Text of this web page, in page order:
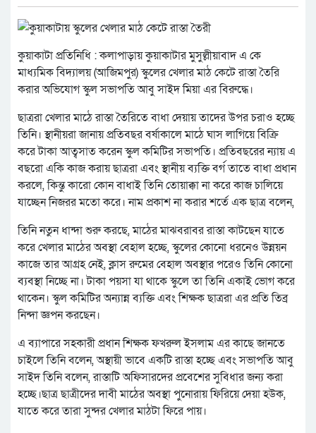
কুয়াকাটা প্রতিনিধি : কলাপাড়ায় কুয়াকাটার মুসুল্লীয়াবাদ এ কে
মাধ্যমিক বিদ্যালয় (অাজিমপুর) স্কুলের খেলার মাঠ কেটে রাস্তা তৈরি
করার অভিযোগ স্কুল সভাপতি অাবু সাইদ মিয়া এর বিরুদ্ধে।
ছাত্ররা খেলার মাঠে রাস্তা তৈরিতে বাধা দেয়ায় তাদের উপর চরাও হচ্ছে
তিনি। স্থানীয়রা জানায় প্রতিবছর বর্ষাকালে মাঠে ঘাস লাগিয়ে বিক্রি
করে টাকা অাত্বসাত করেন স্কুল কমিটির সভাপতি। প্রতিবছরের ন্যায় এ
বছরো একি কাজ করায় ছাত্ররা এবং স্থানীয় ব্যক্তি বর্গ তাতে বাধা প্রধান
করলে, কিন্তু কারো কোন বাধাই তিনি তোয়াক্কা না করে কাজ চালিয়ে
যাচ্ছেন নিজরর মতো করে। নাম প্রকাশ না করার শর্তে এক ছাত্র বলেন,
তিনি নতুন ধান্দা শুরু করছে, মাঠের মাঝবরাবর রাস্তা কাটছেন যাতে
করে খেলার মাঠের অবস্থা বেহাল হচ্ছে, স্কুলের কোনো ধরনেও উন্নয়ন
কাজে তার আগ্রহ নেই, ক্লাস রুমের বেহাল অবস্থার পরেও তিনি কোনো
ব্যবস্থা নিচ্ছে না। টাকা পয়সা যা থাকে স্কুলে তা তিনি একাই ভোগ করে
থাকেন। স্কুল কমিটির অন্যান্ন ব্যক্তি এবং শিক্ষক ছাত্ররা এর প্রতি তিব্র
নিন্দা জ্ঞপন করছেন।
এ ব্যাপারে সহকারী প্রধান শিক্ষক ফখরুল ইসলাম এর কাছে জানতে
চাইলে তিনি বলেন, অস্থায়ী ভাবে একটি রাস্তা হচ্ছে এবং সভাপতি অাবু
সাইদ তিনি বলেন, রাস্তাটি অফিসারদের প্রবেশের সুবিধার জন্য করা
হচ্ছে।ছাত্র ছাত্রীদের দাবী মাঠের অবস্থা পুনোরায় ফিরিয়ে দেয়া হউক,
যাতে করে তারা সুন্দর খেলার মাঠটা ফিরে পায়।